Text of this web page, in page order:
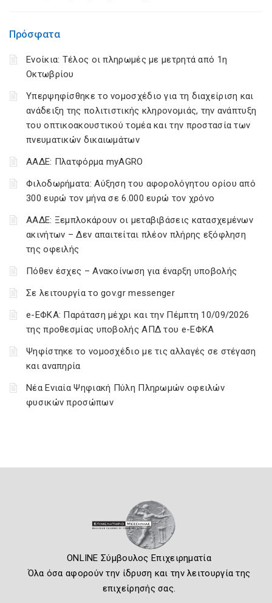
Πρόσφατα
Ενοίκια: Τέλος οι πληρωμές με μετρητά από 1η
Οκτωβρίου
Υπερψηφίσθηκε το νομοσχέδιο για τη διαχείριση και
ανάδειξη της πολιτιστικής κληρονομιάς, την ανάπτυξη
του οπτικοακουστικού τομέα και την προστασία των
πνευματικών δικαιωμάτων
ΑΑΔΕ: Πλατφόρμα myAGRO
Φιλοδωρήματα: Αύξηση του αφορολόγητου ορίου από
300 ευρώ τον μήνα σε 6.000 ευρώ τον χρόνο
ΑΑΔΕ: Ξεμπλοκάρουν οι μεταβιβάσεις κατασχεμένων
ακινήτων – Δεν απαιτείται πλέον πλήρης εξόφληση
της οφειλής
Πόθεν έσχες – Ανακοίνωση για έναρξη υποβολής
Σε λειτουργία το gov.gr messenger
e-ΕΦΚΑ: Παράταση μέχρι και την Πέμπτη 10/09/2026
της προθεσμίας υποβολής ΑΠΔ του e-ΕΦΚΑ
Ψηφίστηκε το νομοσχέδιο με τις αλλαγές σε στέγαση
και αναπηρία
Νέα Ενιαία Ψηφιακή Πύλη Πληρωμών οφειλών
φυσικών προσώπων
ONLINE Σύμβουλος Επιχειρηματία
Όλα όσα αφορούν την ίδρυση και την λειτουργία της
επιχείρησής σας.